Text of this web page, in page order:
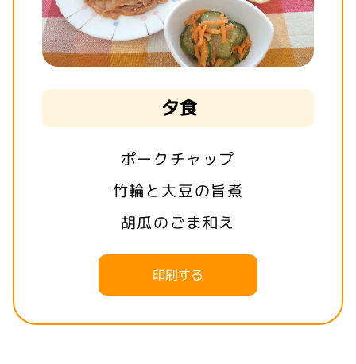
夕食
ポークチャップ
竹輪と大豆の旨煮
胡瓜のごま和え
印刷する